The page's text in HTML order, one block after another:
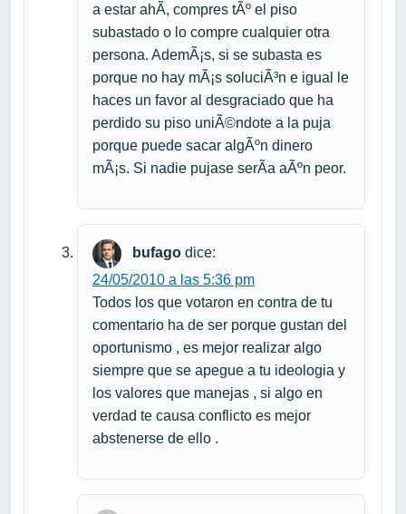
a estar ahÃ­, compres tÃº el piso
subastado o lo compre cualquier otra
persona. AdemÃ¡s, si se subasta es
porque no hay mÃ¡s soluciÃ³n e igual le
haces un favor al desgraciado que ha
perdido su piso uniÃ©ndote a la puja
porque puede sacar algÃºn dinero
mÃ¡s. Si nadie pujase serÃ­a aÃºn peor.
bufago dice:
24/05/2010 a las 5:36 pm
Todos los que votaron en contra de tu
comentario ha de ser porque gustan del
oportunismo , es mejor realizar algo
siempre que se apegue a tu ideologia y
los valores que manejas , si algo en
verdad te causa conflicto es mejor
abstenerse de ello .